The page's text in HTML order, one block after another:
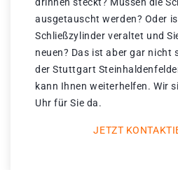
drinnen steckt? Müssen die
ausgetauscht werden? Oder
Schließzylinder veraltet und
neuen? Das ist aber gar nicht
der Stuttgart
kann Ihnen weiterhelfen. Wir
Uhr für Sie da.
JETZT